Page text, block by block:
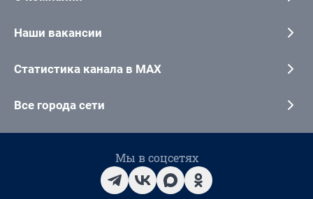
Наши вакансии
Статистика канала в MAX
Все города сети
Мы в соцсетях